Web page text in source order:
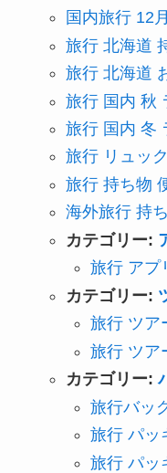
国内旅行 12
旅行 北海道
旅行 北海道
旅行 国内 秋
旅行 国内 冬
旅行 リュッ
旅行 持ち物
海外旅行 持
カテゴリー:
旅行 アプ
カテゴリー:
旅行 ツア
旅行 ツア
カテゴリー:
旅行バッ
旅行 パッ
旅行 パッ